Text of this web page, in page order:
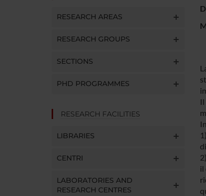
RESEARCH AREAS
RESEARCH GROUPS
SECTIONS
PHD PROGRAMMES
RESEARCH FACILITIES
LIBRARIES
CENTRI
LABORATORIES AND
RESEARCH CENTRES
il